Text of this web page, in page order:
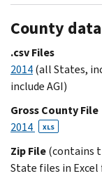
County data
.csv Files
2014(all States,
include AGI)
Gross County File
2014
XLS
Zip File(contains
State files in